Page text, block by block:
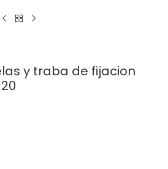
y traba de fijacion